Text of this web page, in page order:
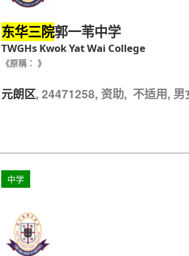
东华三院郭一苇中学
TWGHs Kwok Yat Wai College
《原稱： 》
元朗区, 24471258, 资助, 不适用, 男
中学